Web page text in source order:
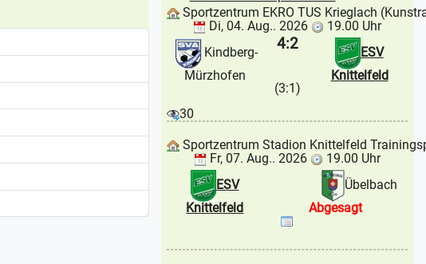
Sportzentrum EKRO TUS Krieglach
Di, 04. Aug.. 2026
19.00 Uhr
Kindberg-
Mürzhofen
ESV
Knittelfeld
4:2
(3:1)
30
Sportzentrum Stadion Knittelfeld
Fr, 07. Aug.. 2026
19.00 Uhr
ESV
Knittelfeld
Übelbach
Abgesagt